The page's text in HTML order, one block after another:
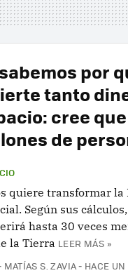
por
tanto
cree
de
quiere transformar la
Según sus
hasta 30 veces
la Tierra LEER MÁS »
MATÍAS S. ZAVIA HACE